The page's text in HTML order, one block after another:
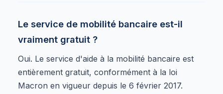
Le service de mobilité bancaire est-il
vraiment gratuit ?
Oui. Le service d'aide à la mobilité bancaire est
entièrement gratuit, conformément à la loi
Macron en vigueur depuis le 6 février 2017.